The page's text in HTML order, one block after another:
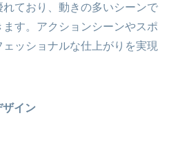
ており、動きの多いシーンで
す。アクションシーンやスポ
ッショナルな仕上がりを実現
イン